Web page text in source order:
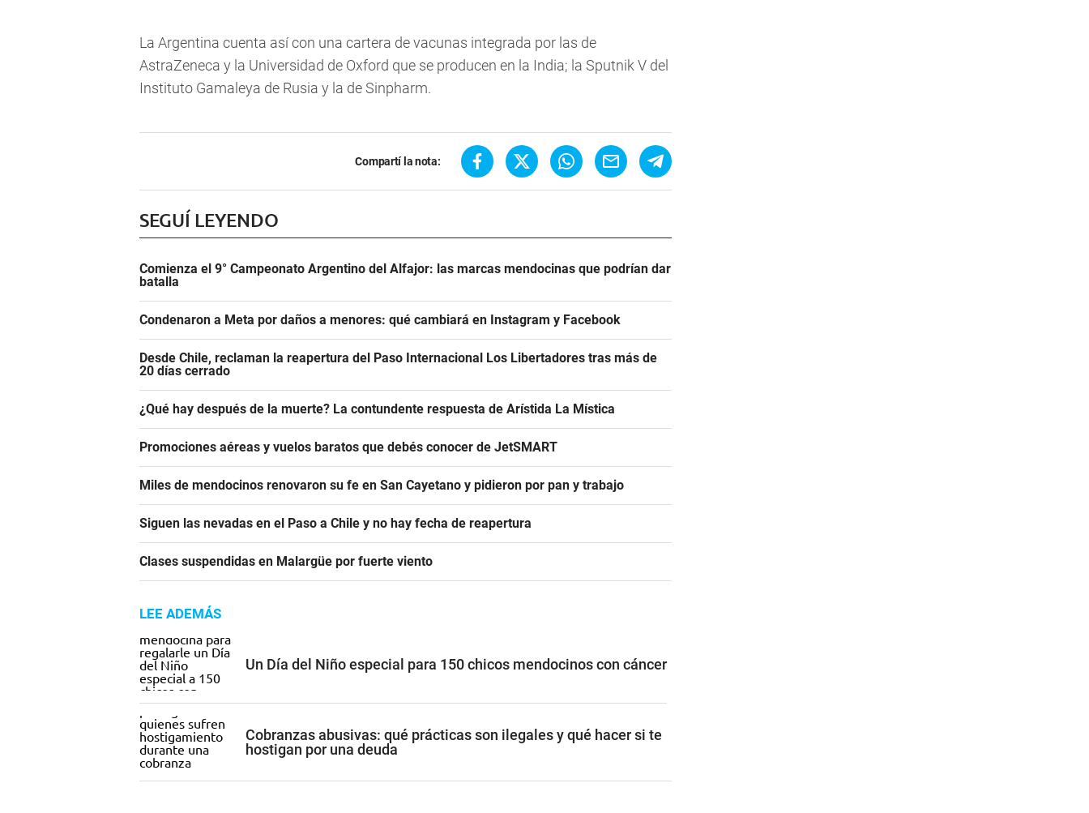
La Argentina cuenta así con una cartera de vacunas integrada por las de
AstraZeneca y la Universidad de Oxford que se producen en la India; la Sputnik V del
Instituto Gamaleya de Rusia y la de Sinpharm.
Compartí la nota:
SEGUÍ LEYENDO
Comienza el 9° Campeonato Argentino del Alfajor: las marcas mendocinas que podrían dar
batalla
Condenaron a Meta por daños a menores: qué cambiará en Instagram y Facebook
Desde Chile, reclaman la reapertura del Paso Internacional Los Libertadores tras más de
20 días cerrado
¿Qué hay después de la muerte? La contundente respuesta de Arístida La Mística
Promociones aéreas y vuelos baratos que debés conocer de JetSMART
Miles de mendocinos renovaron su fe en San Cayetano y pidieron por pan y trabajo
Siguen las nevadas en el Paso a Chile y no hay fecha de reapertura
Clases suspendidas en Malargüe por fuerte viento
LEE ADEMÁS
Un Día del Niño especial para 150 chicos mendocinos con cáncer
Cobranzas abusivas: qué prácticas son ilegales y qué hacer si te
hostigan por una deuda